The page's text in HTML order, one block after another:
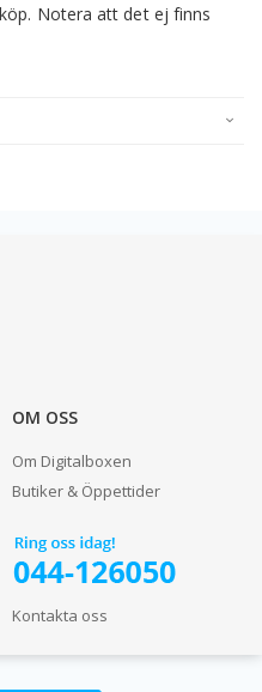
Notera att det ej finns
OM OSS
Om Digitalboxen
Butiker & Öppettider
Kontakta oss